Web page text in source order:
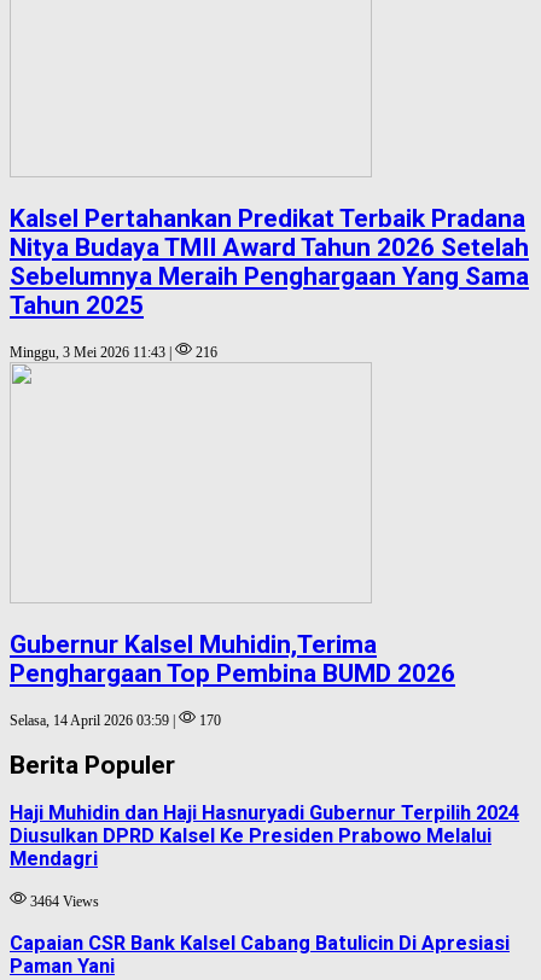
Kalsel Pertahankan Predikat Terbaik Pradana
Nitya Budaya TMII Award Tahun 2026 Setelah
Sebelumnya Meraih Penghargaan Yang Sama
Tahun 2025
Minggu, 3 Mei 2026 11:43 | 216
Gubernur Kalsel Muhidin,Terima
Penghargaan Top Pembina BUMD 2026
Selasa, 14 April 2026 03:59 | 170
Berita Populer
Haji Muhidin dan Haji Hasnuryadi Gubernur Terpilih 2024
Diusulkan DPRD Kalsel Ke Presiden Prabowo Melalui
Mendagri
3464 Views
Capaian CSR Bank Kalsel Cabang Batulicin Di Apresiasi
Paman Yani